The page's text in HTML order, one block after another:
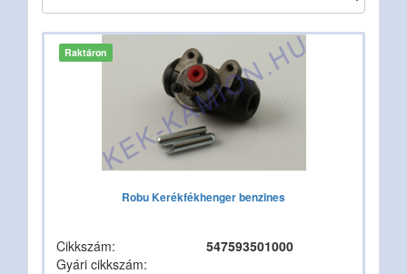
Raktáron
Robu Kerékfékhenger benzines
Cikkszám:
547593501000
Gyári cikkszám: